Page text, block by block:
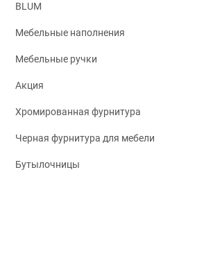
BLUM
Мебельные наполнения
Мебельные ручки
Акция
Хромированная фурнитура
Черная фурнитура для мебели
Бутылочницы